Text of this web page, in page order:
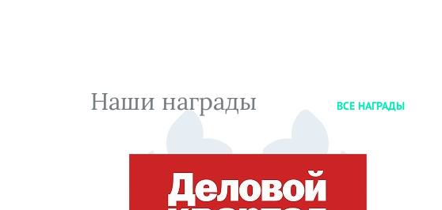
Наши награды ВСЕ НАГРАДЫ